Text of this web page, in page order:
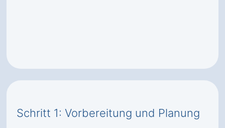
Schritt 1: Vorbereitung und Planung